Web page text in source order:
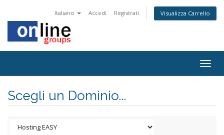
Italiano Accedi Registrati Visualizza Carrello
Scegli un Dominio...